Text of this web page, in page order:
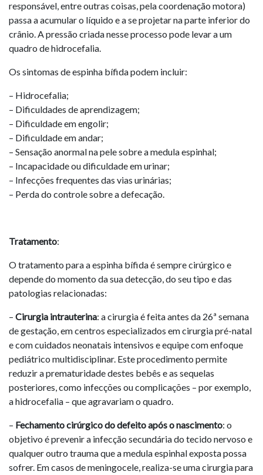
responsável, entre outras coisas, pela coordenação motora)
passa a acumular o líquido e a se projetar na parte inferior do
crânio. A pressão criada nesse processo pode levar a um
quadro de hidrocefalia.
Os sintomas de espinha bífida podem incluir:
– Hidrocefalia;
– Dificuldades de aprendizagem;
– Dificuldade em engolir;
– Dificuldade em andar;
– Sensação anormal na pele sobre a medula espinhal;
– Incapacidade ou dificuldade em urinar;
– Infecções frequentes das vias urinárias;
– Perda do controle sobre a defecação.
Tratamento:
O tratamento para a espinha bífida é sempre cirúrgico e
depende do momento da sua detecção, do seu tipo e das
patologias relacionadas:
– Cirurgia intrauterina: a cirurgia é feita antes da 26ª semana
de gestação, em centros especializados em cirurgia pré-natal
e com cuidados neonatais intensivos e equipe com enfoque
pediátrico multidisciplinar. Este procedimento permite
reduzir a prematuridade destes bebês e as sequelas
posteriores, como infecções ou complicações – por exemplo,
a hidrocefalia – que agravariam o quadro.
– Fechamento cirúrgico do defeito após o nascimento: o
objetivo é prevenir a infecção secundária do tecido nervoso e
qualquer outro trauma que a medula espinhal exposta possa
sofrer. Em casos de meningocele, realiza-se uma cirurgia para